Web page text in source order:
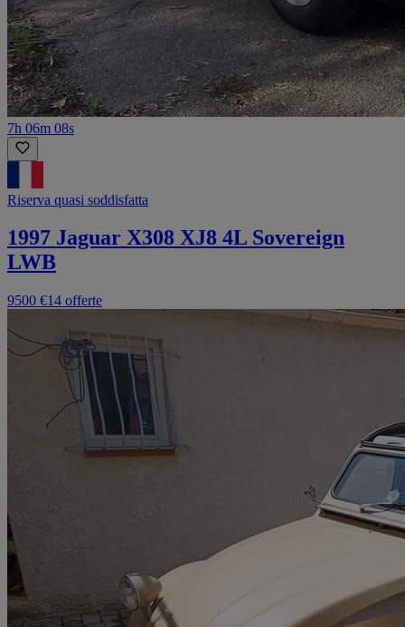
7h 06m 08s
Riserva quasi soddisfatta
1997 Jaguar X308 XJ8 4L Sovereign
LWB
9500 €14 offerte